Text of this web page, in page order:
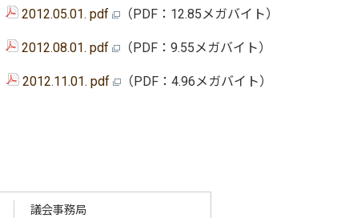
2012.05.01. pdf （PDF：12.85メガバイト）
2012.08.01. pdf （PDF：9.55メガバイト）
2012.11.01. pdf （PDF：4.96メガバイト）
議会事務局